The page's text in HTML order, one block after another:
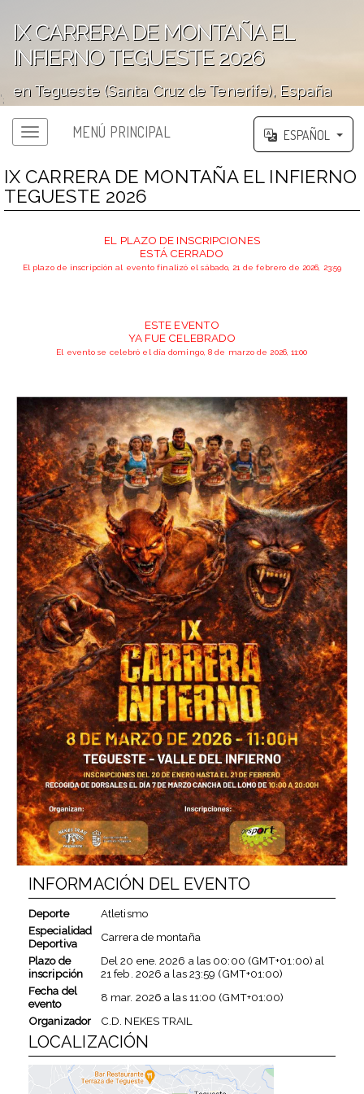
IX CARRERA DE MONTAÑA EL
INFIERNO TEGUESTE 2026
en Tegueste (Santa Cruz de Tenerife), España
';
MENÚ PRINCIPAL ESPAÑOL
IX CARRERA DE MONTAÑA EL INFIERNO
TEGUESTE 2026
EL PLAZO DE INSCRIPCIONES
ESTÁ CERRADO
El plazo de inscripción al evento finalizó el sábado, 21 de febrero de 2026, 23:59
ESTE EVENTO
YA FUE CELEBRADO
El evento se celebró el día domingo, 8 de marzo de 2026, 11:00
INFORMACIÓN DEL EVENTO
Deporte
Atletismo
Especialidad
Deportiva
Carrera de montaña
Plazo de
inscripción
Del20 ene. 2026 a las 00:00 (GMT+01:00) al
21 feb. 2026 a las23:59 (GMT+01:00)
Fecha del
evento
8 mar. 2026 a las11:00 (GMT+01:00)
Organizador
C.D. NEKES TRAIL
LOCALIZACIÓN